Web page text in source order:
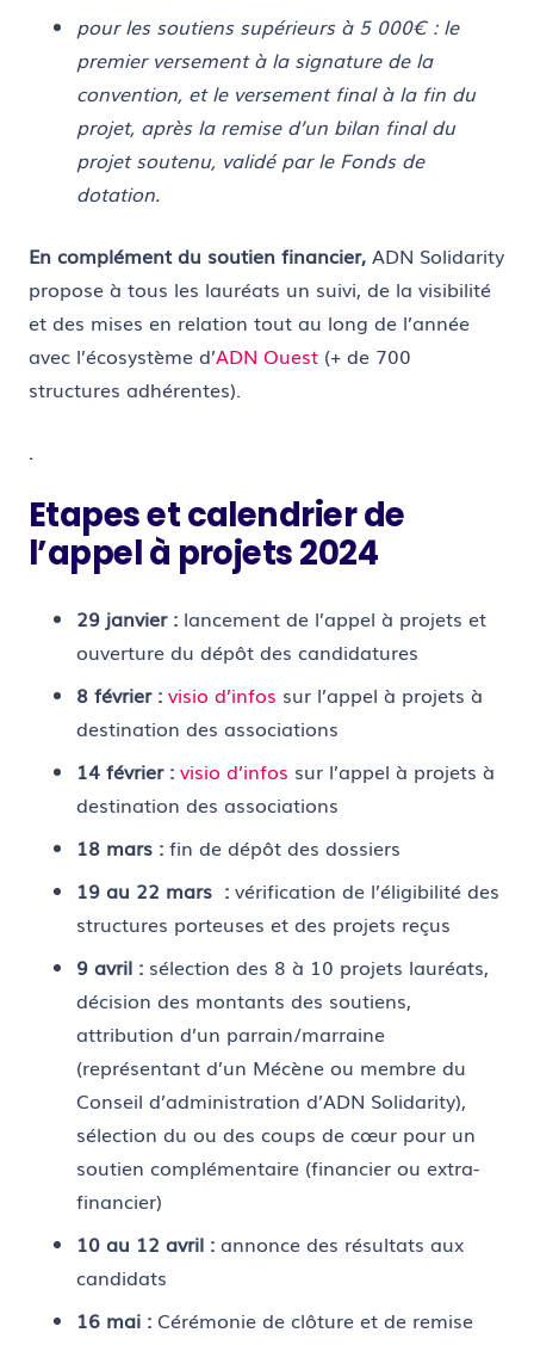
pour les soutiens supérieurs à 5 000€ : le
premier versement à la signature de la
convention, et le versement final à la fin du
projet, après la remise d’un bilan final du
projet soutenu, validé par le Fonds de
dotation.
En complément du soutien financier, ADN Solidarity
propose à tous les lauréats un suivi, de la visibilité
et des mises en relation tout au long de l’année
avec l’écosystème d’ADN Ouest (+ de 700
structures adhérentes).
.
Etapes et calendrier de
l’appel à projets 2024
29 janvier : lancement de l’appel à projets et
ouverture du dépôt des candidatures
8 février : visio d’infos sur l’appel à projets à
destination des associations
14 février : visio d’infos sur l’appel à projets à
destination des associations
18 mars : fin de dépôt des dossiers
19 au 22 mars : vérification de l’éligibilité des
structures porteuses et des projets reçus
9 avril : sélection des 8 à 10 projets lauréats,
décision des montants des soutiens,
attribution d’un parrain/marraine
(représentant d’un Mécène ou membre du
Conseil d’administration d’ADN Solidarity),
sélection du ou des coups de cœur pour un
soutien complémentaire (financier ou extra-
financier)
10 au 12 avril : annonce des résultats aux
candidats
16 mai : Cérémonie de clôture et de remise